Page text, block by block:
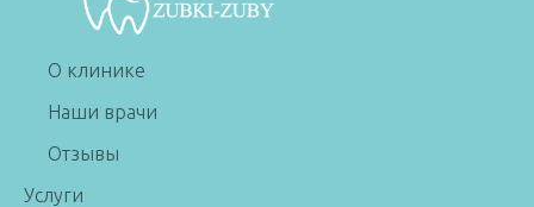
О клинике
Наши врачи
Отзывы
Услуги